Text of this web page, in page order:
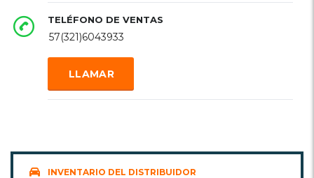
TELÉFONO DE VENTAS
57(321)6043933
LLAMAR
INVENTARIO DEL DISTRIBUIDOR